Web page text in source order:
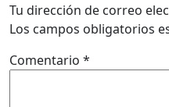
Tu dirección de correo
Los campos obligatorios
Comentario *